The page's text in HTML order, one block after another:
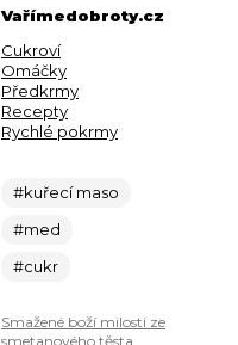
Vařímedobroty.cz
Cukroví
Omáčky
Předkrmy
Recepty
Rychlé pokrmy
#kuřecí maso
#med
#cukr
Smažené boží milosti ze
smetanového těsta